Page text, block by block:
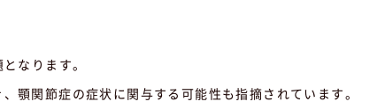
なります。
顎関節症の症状に関与する可能性も指摘されています。